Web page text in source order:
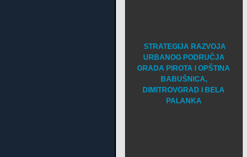
STRATEGIJA RAZVOJA
URBANOG PODRUČJA
GRADA PIROTA I OPŠTINA
BABUŠNICA,
DIMITROVGRAD I BELA
PALANKA